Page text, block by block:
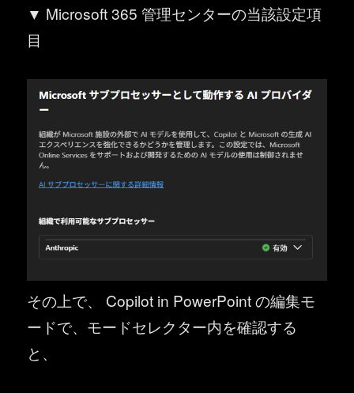
▼ Microsoft 365 管理センターの当該設定項
目
その上で、 Copilot in PowerPoint の編集モ
ードで、モードセレクター内を確認する
と、